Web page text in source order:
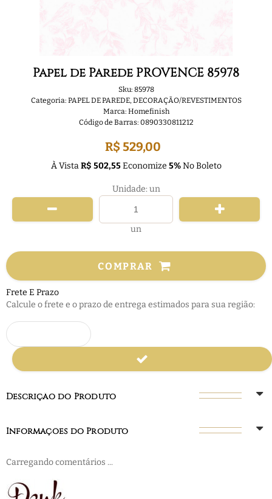
Papel de Parede PROVENCE 85978
Sku: 85978
Categoria: PAPEL DE PAREDE,DECORAÇÃO/REVESTIMENTOS
Marca: Homefinish
Código de Barras: 0890330811212
R$ 529,00
À VistaR$ 502,55Economize 5%No Boleto
Unidade: un
un
COMPRAR
Frete E Prazo
Calcule o frete e o prazo de entrega estimados para sua região:
Descrição do Produto
Informações do Produto
Carregando comentários ...